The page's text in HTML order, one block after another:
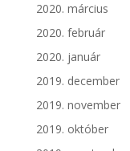
2020. március
2020. február
2020. január
2019. december
2019. november
2019. október